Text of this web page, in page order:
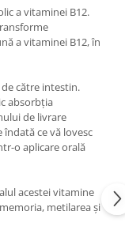
a vitaminei B12.
a vitaminei B12, în
către intestin.
absorbția
de livrare
îndată ce vă lovesc
o aplicare orală
acestei vitamine
metilarea și